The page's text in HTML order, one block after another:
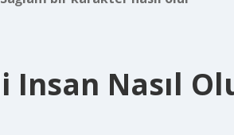
Insan Nasıl